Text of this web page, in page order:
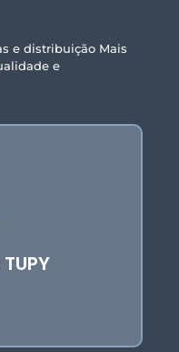
e distribuição Mais
e
sua qualidade e
empresa com
de fundição e
que atendem a